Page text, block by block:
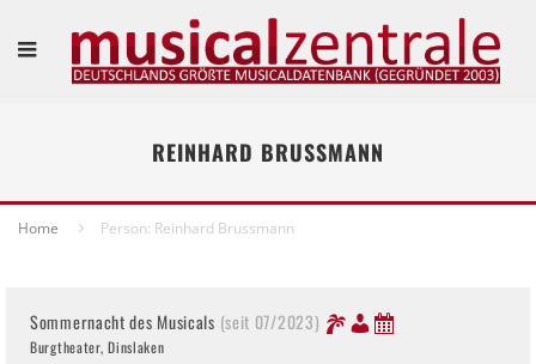
REINHARD BRUSSMANN
Home Person: Reinhard Brussmann
Sommernacht des Musicals (seit 07/2023)
Burgtheater, Dinslaken